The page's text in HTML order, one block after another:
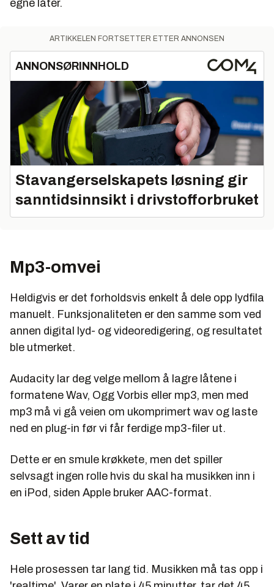
egne låter.
ARTIKKELEN FORTSETTER ETTER ANNONSEN
ANNONSØRINNHOLD
Stavangerselskapets løsning gir
sanntidsinnsikt i drivstofforbruket
Mp3-omvei
Heldigvis er det forholdsvis enkelt å dele opp lydfila
manuelt. Funksjonaliteten er den samme som ved
annen digital lyd- og videoredigering, og resultatet
ble utmerket.
Audacity lar deg velge mellom å lagre låtene i
formatene Wav, Ogg Vorbis eller mp3, men med
mp3 må vi gå veien om ukomprimert wav og laste
ned en plug-in før vi får ferdige mp3-filer ut.
Dette er en smule krøkkete, men det spiller
selvsagt ingen rolle hvis du skal ha musikken inn i
en iPod, siden Apple bruker AAC-format.
Sett av tid
Hele prosessen tar lang tid. Musikken må tas opp i